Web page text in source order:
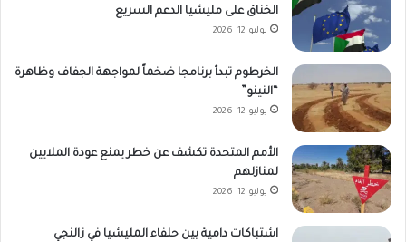
الخناق على مليشيا الدعم السريع
يوليو 12, 2026
الخرطوم تبدأ برنامجا ضخماً لمواجهة الجفاف وظاهرة
“النينو”
يوليو 12, 2026
الأمم المتحدة تكشف عن خطر يمنع عودة الملايين
لمنازلهم
يوليو 12, 2026
اشتباكات دامية بين حلفاء المليشيا في زالنجي